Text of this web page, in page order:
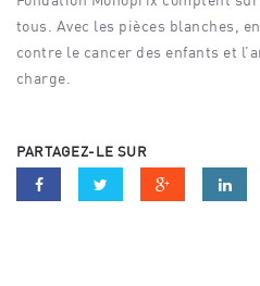
tous. Avec les pièces blanches,
contre le cancer des enfants et
charge.
PARTAGEZ-LE SUR